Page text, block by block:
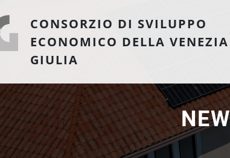
CONSORZIO DI SVILUPPO
ECONOMICO DELLA VENEZIA
GIULIA